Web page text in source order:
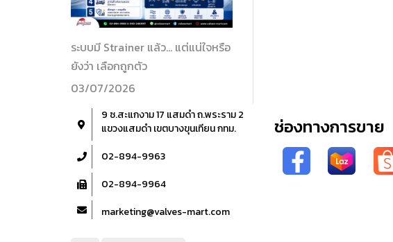
ระบบมี Strainer แล้ว… แต่แน่ใจหรือ
ยังว่า เลือกถูกตัว
03/07/2026
9 ซ.สะแกงาม 17 แสมดำ ถ.พระราม 2
แขวงแสมดำ เขตบางขุนเทียน กทม.
02-894-9963
02-894-9964
marketing@valves-mart.com
ช่องทางการขาย